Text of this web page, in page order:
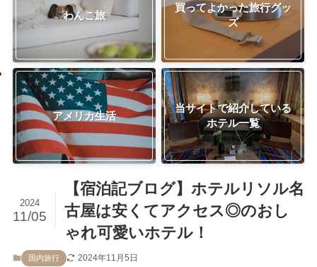
わんこ旅
買ってよかった旅行グッ
ズ
アメリカ生活
当サイトで紹介している
ホテル一覧
【宿泊記ブログ】ホテルリソル名
古屋は安くてアクセス◎のおし
ゃれ可愛いホテル！
2024
11/05
国内旅行 2024年11月5日